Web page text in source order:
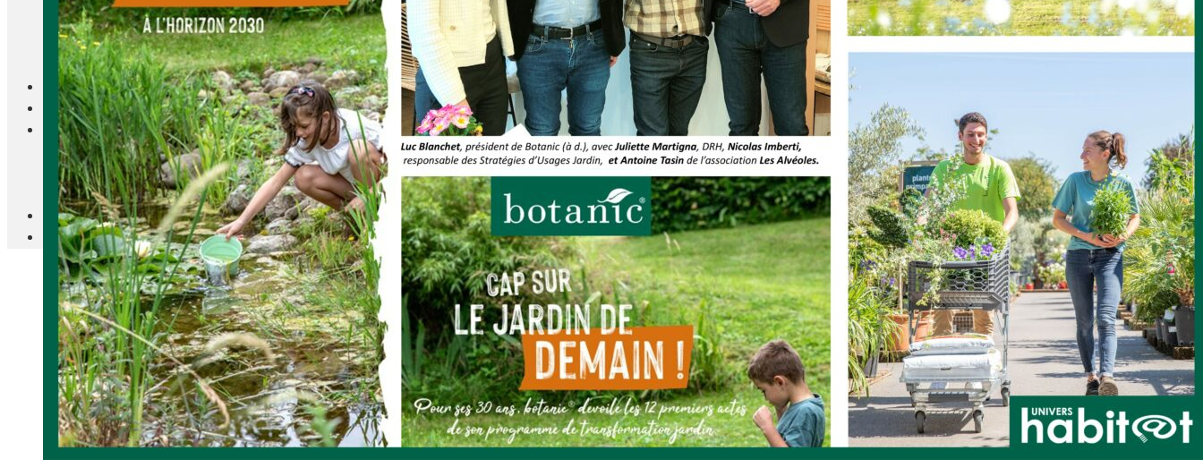
Mobilier
Cuisine
Brico Jardin
Agenda
Newsletter
Nos autres titres
Faire Savoir Faire
Aviasport
Univers Made in France
Qui sommes-nous
Contact